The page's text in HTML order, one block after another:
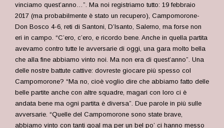
vinciamo quest’anno…”. Ma noi registriamo tutto: 19 febbraio
2017 (ma probabilmente è stato un recupero), Campomorone-
Don Bosco 4-6, reti di Santoni, D’Isanto, Salerno, ma forse non
eri in campo. “C’ero, c’ero, e ricordo bene. Anche in quella partita
avevamo contro tutte le avversarie di oggi, una gara molto bella
che alla fine abbiamo vinto noi. Ma non era di quest’anno”. Una
delle nostre battute cattive: dovreste giocare più spesso col
Campomorone? “Ma no, cioè voglio dire che abbiamo fatto delle
belle partite anche con altre squadre, magari con loro ci è
andata bene ma ogni partita è diversa”. Due parole in più sulle
avversarie. “Quelle del Campomorone sono state brave,
abbiamo vinto con tanti goal ma per un bel po’ ci hanno messo